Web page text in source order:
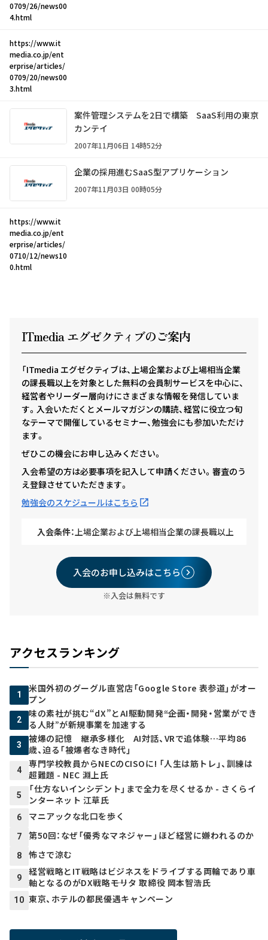
0709/26/news00
4.html
https://www.it
media.co.jp/ent
erprise/articles/
0709/20/news00
3.html
案件管理システムを2日で構築 SaaS利用の東京
カンテイ
2007年11月06日 14時52分
企業の採用進むSaaS型アプリケーション
2007年11月03日 00時05分
https://www.it
media.co.jp/ent
erprise/articles/
0710/12/news10
0.html
ITmedia エグゼクティ ブのご案内
「ITmedia エグゼクティブは、上場企業および上場相当企業
の課長職以上を対象とした無料の会員制サービスを中心に、
経営者やリーダー層向けにさまざまな情報を発信していま
す。入会いただくとメールマガジンの購読、経営に役立つ旬
なテーマで開催しているセミナー、勉強会にも参加いただけ
ます。
ぜひこの機会にお申し込みください。
入会希望の方は必要事項を記入して申請ください。審査のう
え登録させていただきます。
勉強会のスケジュールはこちら
入会条件： 上場企業および上場相当企業の課長職以上
入会のお申し込みはこちら
※入会は無料です
アクセスランキング
1
米国外初のグーグル直営店「Google Store 表参道」がオー
プン
2
味の素社が挑む“dX”とAI駆動開発――“企画・開発・営業ができ
る人財”が新規事業を加速する
3
被爆の記憶 継承多様化 AI対話、VRで追体験…平均86
歳、迫る「被爆者なき時代」
4
専門学校教員からNECのCISOに! 「人生は筋トレ」、訓練は
超難題 - NEC 淵上氏
5
「仕方ないインシデント」まで全力を尽くせるか - さくらイ
ンターネット 江草氏
6 マニアックな北口を歩く
7 第50回：なぜ「優秀なマネジャー」ほど経営に嫌われるのか
8 怖さで涼む
9
経営戦略とIT戦略はビジネスをドライブする両輪であり車
軸となるのがDX戦略――モリタ 取締役 岡本智浩氏
10 東京、ホテルの都民優遇キャンペーン